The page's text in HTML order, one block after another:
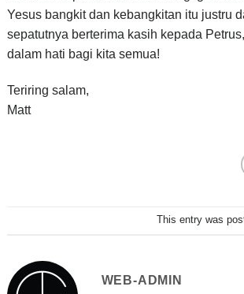
Yesus bangkit dan kebangkitan itu justru
sepatutnya berterima kasih kepada
dalam hati bagi kita semua!
Teriring salam,
Matt
This entry was
WEB-ADMIN